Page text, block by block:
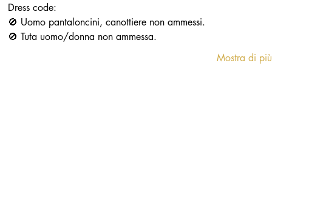
Dress code:
🚫 Uomo pantaloncini, canottiere non ammessi.
🚫 Tuta uomo/donna non ammessa.
Mostra di più